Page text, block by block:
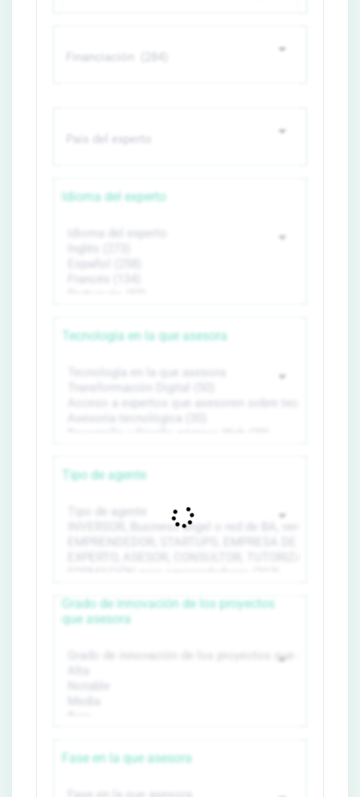
Idioma del experto
Tecnología en la que asesora
Tipo de agente
Grado de innovación de los proyectos
que asesora
Fase en la que asesora